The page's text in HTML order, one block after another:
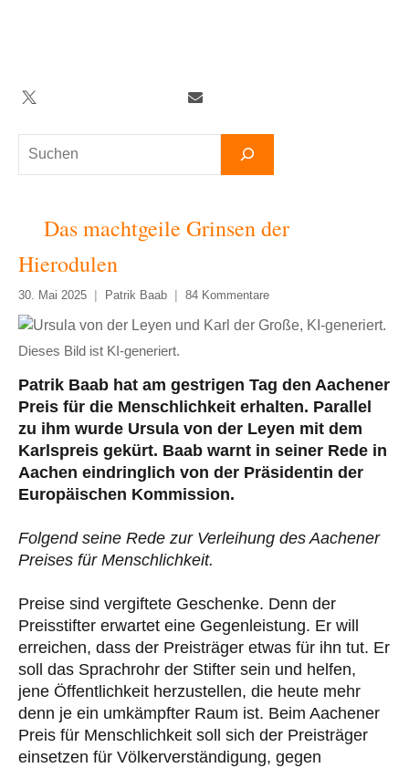
Suchen
Twitter TelegramNewsletter
Das machtgeile Grinsen der
Hierodulen
30. Mai 2025 Patrik Baab 84 Kommentare
Dieses Bild ist KI-generiert.
Patrik Baab hat am gestrigen Tag den Aachener
Preis für die Menschlichkeit erhalten. Parallel
zu ihm wurde Ursula von der Leyen mit dem
Karlspreis gekürt. Baab warnt in seiner Rede in
Aachen eindringlich von der Präsidentin der
Europäischen Kommission.
Folgend seine Rede zur Verleihung des Aachener
Preises für Menschlichkeit.
Preise sind vergiftete Geschenke. Denn der
Preisstifter erwartet eine Gegenleistung. Er will
erreichen, dass der Preisträger etwas für ihn tut. Er
soll das Sprachrohr der Stifter sein und helfen,
jene Öffentlichkeit herzustellen, die heute mehr
denn je ein umkämpfter Raum ist. Beim Aachener
Preis für Menschlichkeit soll sich der Preisträger
einsetzen für Völkerverständigung, gegen